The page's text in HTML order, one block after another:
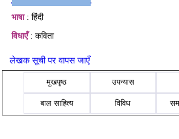
भाषा: हिंदी
विधाएँ: कविता
लेखक सूची पर वापस जाएँ
मुखपृष्ठ उपन्यास
बाल साहित्य विविध